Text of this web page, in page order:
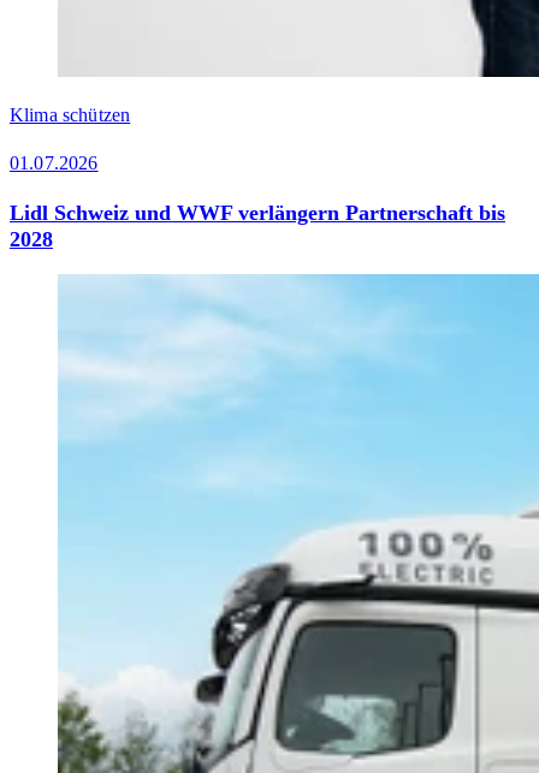
Klima schützen
01.07.2026
Lidl Schweiz und WWF verlängern Partnerschaft bis
2028